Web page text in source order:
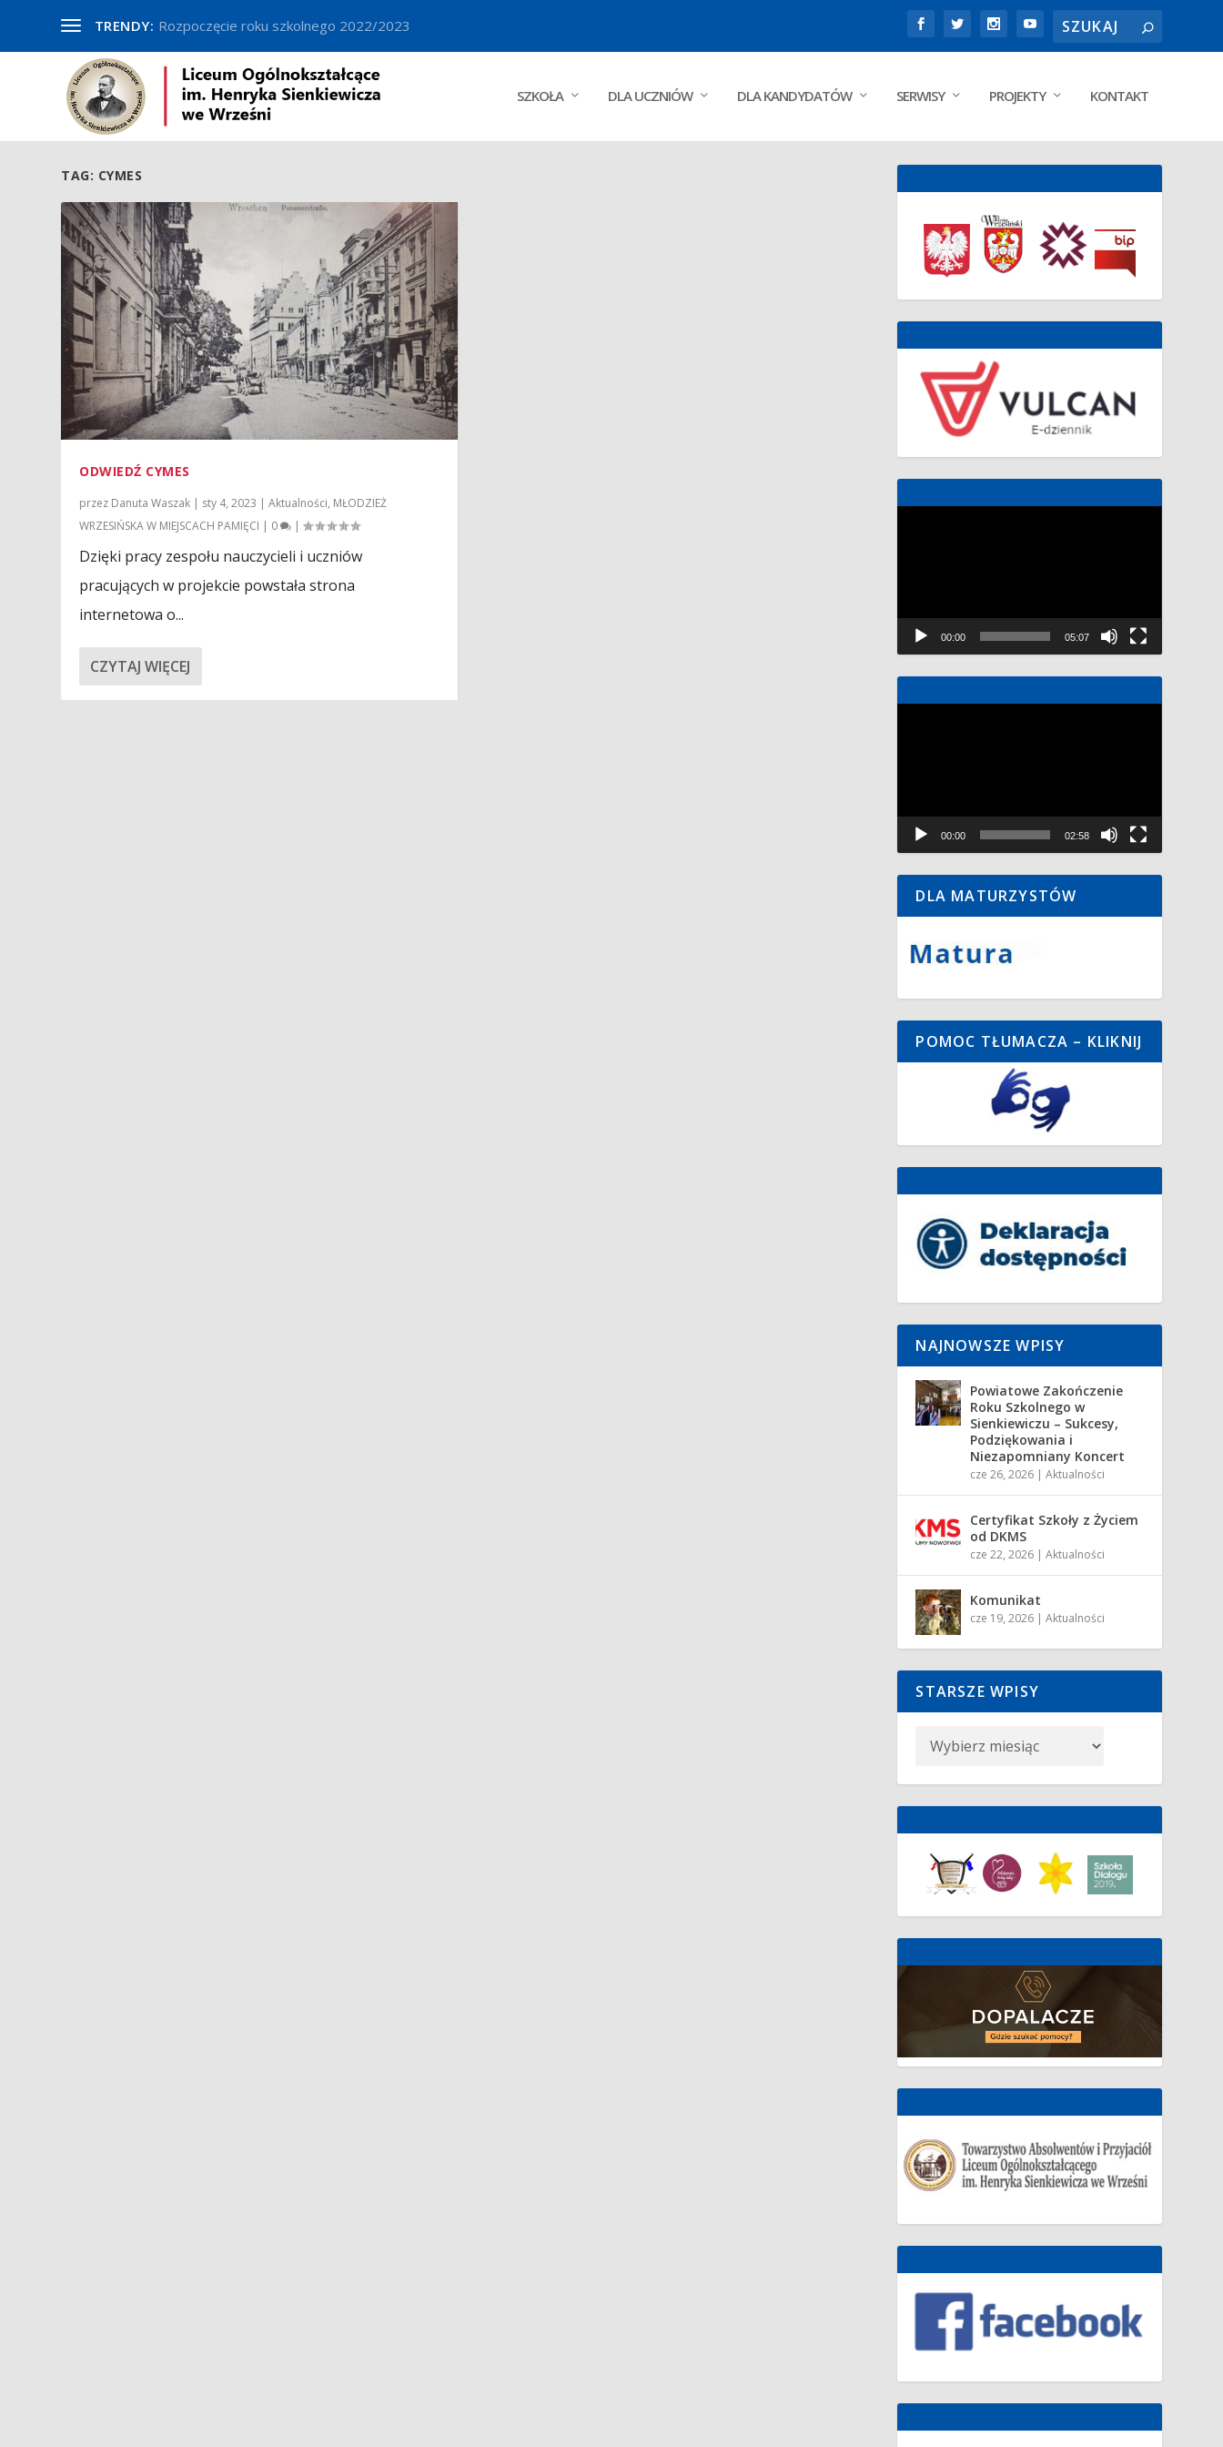
TRENDY: Rozpoczęcie roku szkolnego 2022/2023
SZKOŁA DLA UCZNIÓW DLA KANDYDATÓW SERWISY PROJEKTY KONTAKT
TAG: CYMES
ODWIEDŹ CYMES
przez Danuta Waszak | sty 4, 2023 |Aktualności, MŁODZIEŻ
WRZESIŃSKA W MIEJSCACH PAMIĘCI | 0 |
Dzięki pracy zespołu nauczycieli i uczniów
pracujących w projekcie powstała strona
internetowa o...
CZYTAJ WIĘCEJ
00:00 05:07
00:00 02:58
DLA MATURZYSTÓW
POMOC TŁUMACZA – KLIKNIJ
NAJNOWSZE WPISY
Powiatowe Zakończenie
Roku Szkolnego w
Sienkiewiczu – Sukcesy,
Podziękowania i
Niezapomniany Koncert
cze 26, 2026 |Aktualności
Certyfikat Szkoły z Życiem
od DKMS
cze 22, 2026 |Aktualności
Komunikat
cze 19, 2026 |Aktualności
STARSZE WPISY